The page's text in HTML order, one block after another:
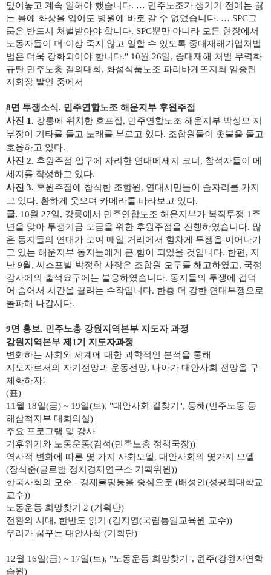
덮어놓고 계속 일해야 했습니다. … 민주노조가 생기기 전에는 끓
는 물에 화상을 입어도 병원에 바로 갈 수 없었습니다. … SPC그
룹은 반드시 처벌받아야 합니다. SPC뿐만 아니라 모든 현장에서
노동자들이 더 이상 죽지 않고 일할 수 있도록 중대재해기업처벌
법은 더욱 강화되어야 합니다." 10월 26일, 중대재해 처벌 무력화
규탄 민주노총 결의대회, 화섬식품노조 파리바게뜨지회 임종린
지회장 발언 중에서
8면 투쟁소식. 민주연합노조 해운지부 후원주점
사진 1. 강릉에 위치한 호프집, 민주연합노조 해운지부 박성모 지
부장이 기타를 들고 노래를 부르고 있다. 조합원들이 촛불을 들고
호응하고 있다.
사진 2. 후원주점 입구에 자리한 연대메세지 코너, 참석자들이 메
세지를 작성하고 있다.
사진 3. 후원주점에 참석한 조합원, 연대시민들이 술자리를 가지
고 있다. 환하게 웃으며 카메라를 바라보고 있다.
글. 10월 27일, 강릉에서 민주연합노조 해운지부가 복직투쟁 1주
년을 맞아 투쟁기금 모금을 위한 후원주점을 진행하였습니다. 많
은 동지들의 연대가 모여 매일 거리에서 힘차게 투쟁을 이어나가
고 있는 해운지부 동지들에게 큰 힘이 되었을 것입니다. 한편, 지
난 9월, 씨스포빌 박정학 사장은 조합원 모두를 해고하였고, 국정
감사에의 출석요구에는 불응하였습니다. 동지들의 투쟁에 겁먹
어 숨어서 시간을 끌려는 수작입니다. 한층 더 강한 연대투쟁으로
돌파해 나갑시다.
9면 홍보. 민주노총 강원지역본부 지도자 과정
강원지역본부 제1기 지도자과정
변화하는 사회와 세계에 대한 과학적인 분석을 통해
지도자로서의 자기전망과 운동전망, 나아가 대안사회 전망을 구
체화하자!
(표)
11월 18일(금) ~ 19일(토), "대안사회 길찾기", 동해(민주노동 동
해삼척지부 대회의실)
주요 프로그램 및 강사
기후위기와 노동운동(김석(민주노총 정책국장))
역사적 변화에 따른 몇 가지 사회모델, 대안사회의 몇가지 모델
(장석준(글로벌 정치경제연구소 기획위원))
한국사회의 모순 - 경제불평등을 중심으로 (배성인(성공회대학교
교수))
노동운동 희망찾기 2 (기획단)
전환의 시대, 한반도 읽기 (김지영(국립통일교육원 교수))
우리가 꿈꾸는 대안사회 (기획단)
12월 16일(금) ~ 17일(토), "노동운동 희망찾기", 원주(강원자연학
습원)